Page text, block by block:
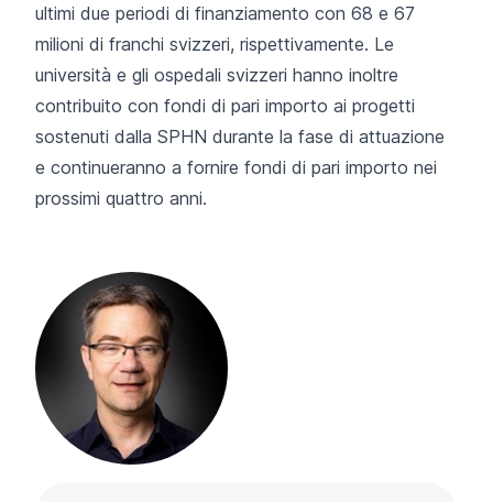
ultimi due periodi di finanziamento con 68 e 67
milioni di franchi svizzeri, rispettivamente. Le
università e gli ospedali svizzeri hanno inoltre
contribuito con fondi di pari importo ai progetti
sostenuti dalla SPHN durante la fase di attuazione
e continueranno a fornire fondi di pari importo nei
prossimi quattro anni.